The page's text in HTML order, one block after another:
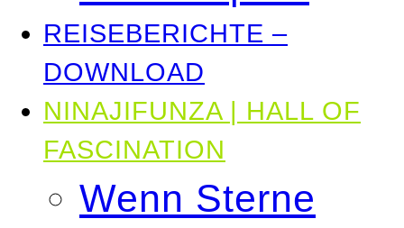
REISEBERICHTE –
DOWNLOAD
NINAJIFUNZA | HALL OF
FASCINATION
Wenn Sterne